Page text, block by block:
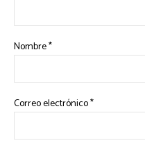
Nombre*
Correo electrónico*